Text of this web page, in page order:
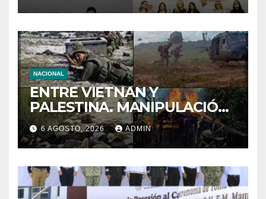
NACIONAL
ENTRE VIETNAN Y
PALESTINA. MANIPULACIÓN
DE IMÁNGES EN LA GUERRA
6 AGOSTO, 2026 ADMIN